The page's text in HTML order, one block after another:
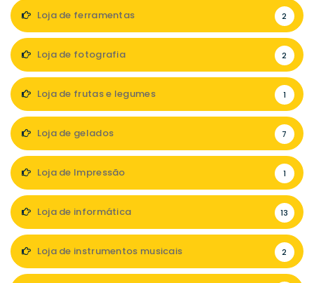
Loja de ferramentas 2
Loja de fotografia 2
Loja de frutas e legumes 1
Loja de gelados 7
Loja de Impressão 1
Loja de informática 13
Loja de instrumentos musicais 2